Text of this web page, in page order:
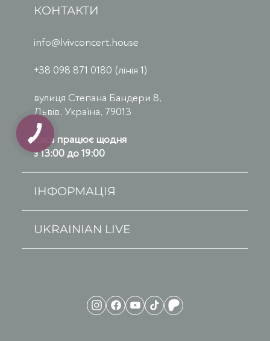
КОНТАКТИ
info@lvivconcert.house
+38 098 871 0180 (лінія 1)
вулиця Степана Бандери 8,
Львів, Україна, 79013
Каса працює щодня
з 13:00 до 19:00
ІНФОРМАЦІЯ
UKRAINIAN LIVE